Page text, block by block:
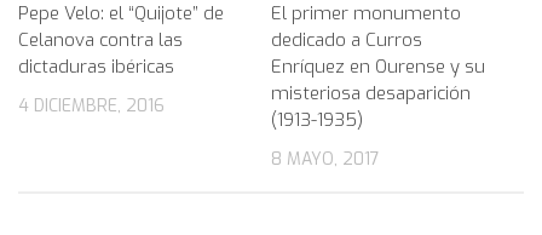
Pepe Velo: el “Quijote” de
Celanova contra las
dictaduras ibéricas
4 DICIEMBRE, 2016
El primer monumento
dedicado a Curros
Enríquez en Ourense y su
misteriosa desaparición
(1913-1935)
8 MAYO, 2017